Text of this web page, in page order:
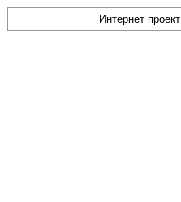
Интернет